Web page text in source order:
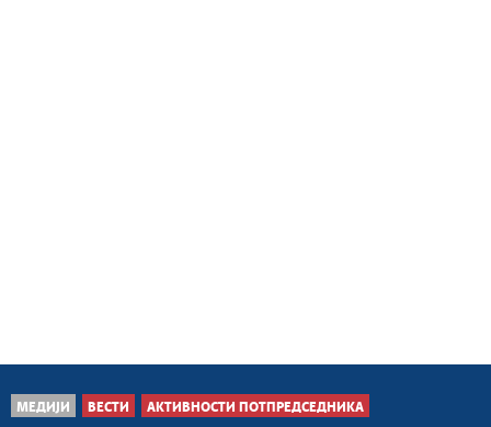
МЕДИЈИ ВЕСТИ АКТИВНОСТИ ПОТПРЕДСЕДНИКА